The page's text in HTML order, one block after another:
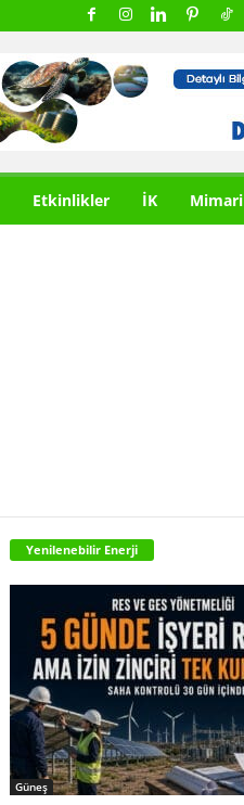
Etkinlikler İK Mimari
Yenilenebilir Enerji
Güneş